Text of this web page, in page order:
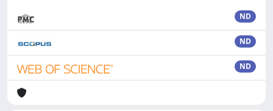
ND
ND
ND